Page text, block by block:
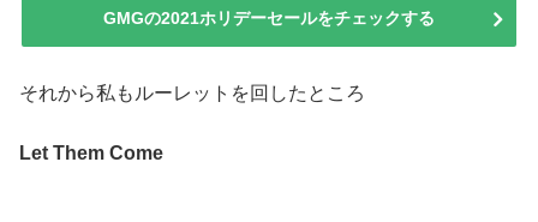
GMGの2021ホリデーセールをチェックする
それから私もルーレットを回したところ
Let Them Come